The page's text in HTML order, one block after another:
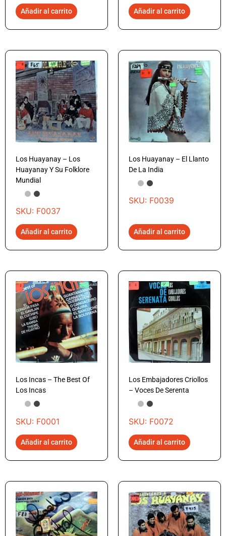
Añadir al carrito Añadir al carrito
Los Huayanay – Los
Huayanay Y Su Folklore
Mundial
SKU: F0037
Añadir al carrito
Los Huayanay – El Llanto
De La India
SKU: F0039
Añadir al carrito
Los Incas – The Best Of
Los Incas
SKU: F0001
Añadir al carrito
Los Embajadores Criollos
– Voces De Serenta
SKU: F0072
Añadir al carrito